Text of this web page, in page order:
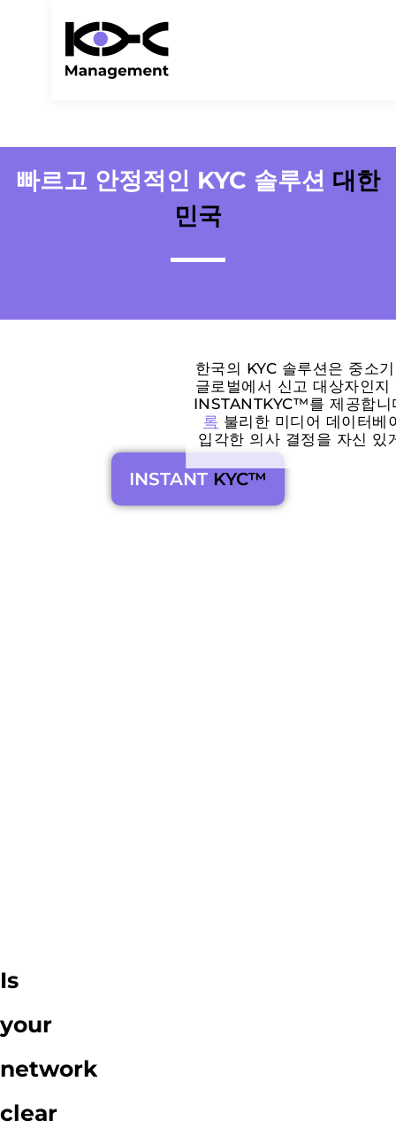
빠르고 안정적인 KYC 솔루션 대한
민국
한국의 KYC 솔루션은 중소
글로벌에서 신고 대상자인
INSTANTKYC™를 제공합
록 불리한 미디어 데이터베
입각한 의사 결정을 자신 있
INSTANT KYC™
Is
your
network
clear